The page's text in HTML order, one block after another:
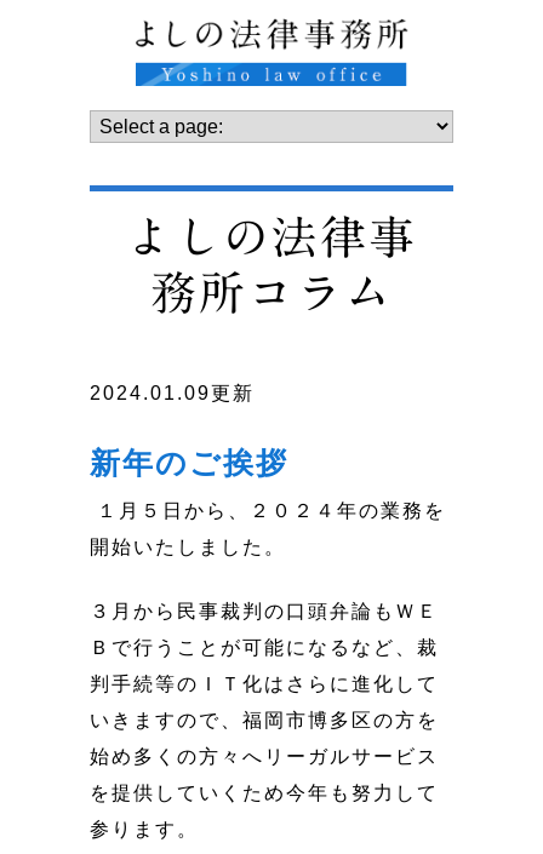
よしの法律事
務所コラム
2024.01.09更新
新年のご挨拶
１月５日から、２０２４年の業務を
開始いたしました。
３月から民事裁判の口頭弁論もＷＥ
Ｂで行うことが可能になるなど、裁
判手続等のＩＴ化はさらに進化して
いきますので、福岡市博多区の方を
始め多くの方々へリーガルサービス
を提供していくため今年も努力して
参ります。